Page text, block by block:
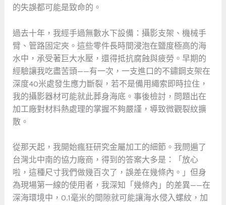
的失誤都可能是致命的。
過去十年，我經手過無數水下設備：攝影支架、機械手
臂、管路固定夾。這些零件長時間浸泡在鹽度極高的海
水中，承受著巨大水壓，還得抵抗腐蝕與疲勞。早期的
經驗讓我吃盡苦頭——有一次，一支進口的不鏽鋼支架在
深度40米處發生應力斷裂，若不是備用繩索即時拉住，
我的攝影器材可能就此葬身海底。事後檢討，問題出在
加工廠對材料熱處理的掌握不夠嚴謹，導致微觀裂紋擴
散。
從那天起，我開始瘋狂研究金屬加工的細節。我問遍了
台灣北中南的協力廠商，得到的答案大多是：「放心
啦，這種尺寸我們做幾百次了，誤差在幾條內。」但身
為現場第一線的使用者，我深知「幾條內」的差異——在
深海環境中，0.1毫米的間隙就可能讓海水侵入螺紋，加